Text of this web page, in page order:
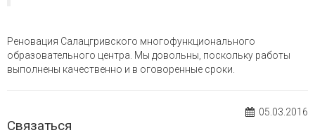
Реновация Салацгривского многофункционального
образовательного центра. Мы довольны, поскольку работы
выполнены качественно и в оговоренные сроки.
05.03.2016
Связаться